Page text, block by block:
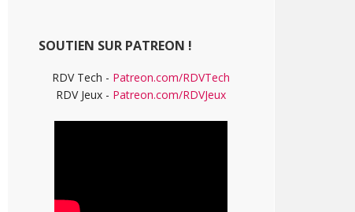
SOUTIEN SUR PATREON !
RDV Tech - Patreon.com/RDVTech
RDV Jeux - Patreon.com/RDVJeux